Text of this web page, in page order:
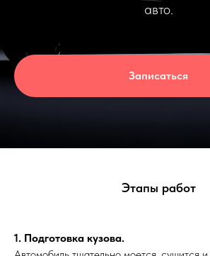
авто.
Записаться
Этапы работ
1. Подготовка кузова.